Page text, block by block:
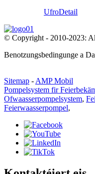
UfroDetail
© Copyright - 2010-2023:
Benotzungsbedingunge a
Sitemap - AMP Mobil
Pompelsystem fir
Ofwaasserpompelsystem,
Feierwaasserpompel,